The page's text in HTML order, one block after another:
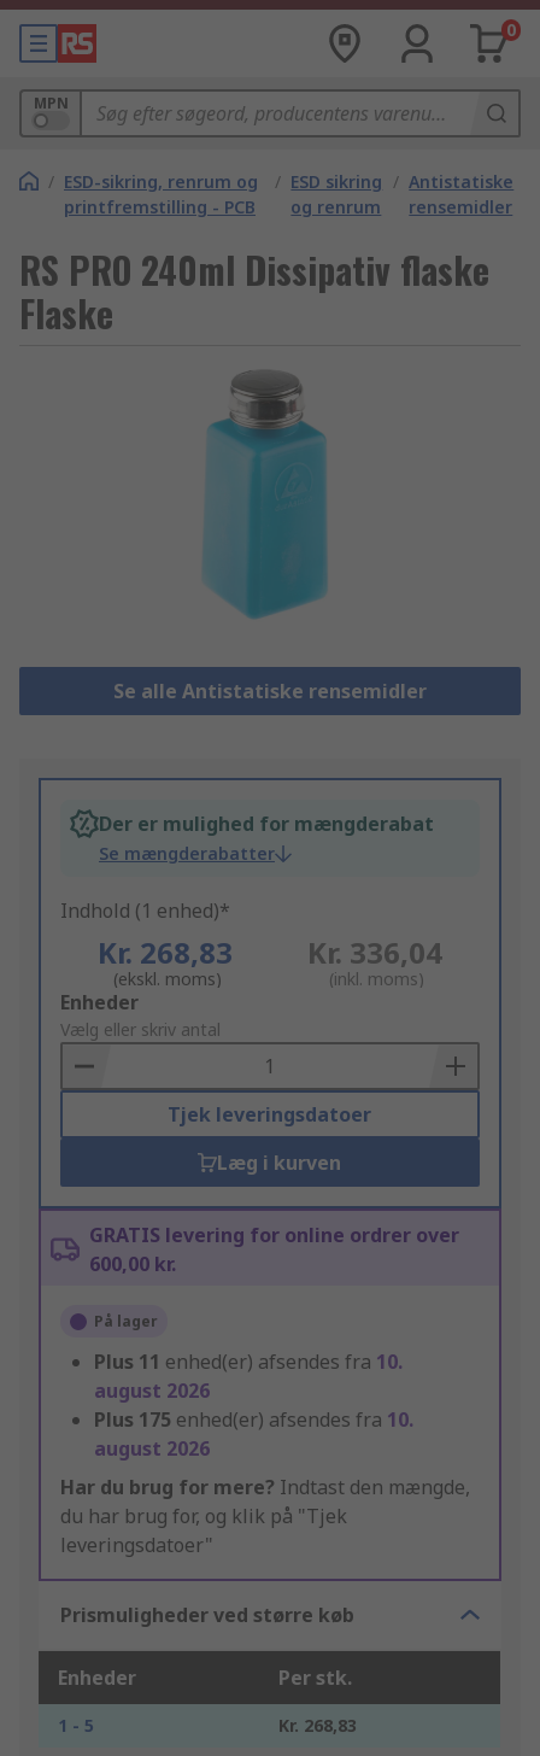
0
MPN
/ ESD-sikring, renrum og
printfremstilling - PCB
/ ESD sikring
og renrum
/ Antistatiske
rensemidler
RS PRO 240ml Dissipativ flaske
Flaske
Se alle Antistatiske rensemidler
Der er mulighed for mængderabat
Se mængderabatter
Indhold (1 enhed)*
Kr. 268,83
(ekskl. moms)
Kr. 336,04
(inkl. moms)
Add
to
Basket
Enheder
Vælg eller skriv antal
Tjek leveringsdatoer
Læg i kurven
GRATIS levering for online ordrer over
600,00 kr.
På lager
Plus 11 enhed(er) afsendes fra 10.
august 2026
Plus 175 enhed(er) afsendes fra 10.
august 2026
Har du brug for mere? Indtast den mængde,
du har brug for, og klik på "Tjek
leveringsdatoer"
Prismuligheder ved større køb
Enheder Per stk.
1 - 5
Kr. 268,83